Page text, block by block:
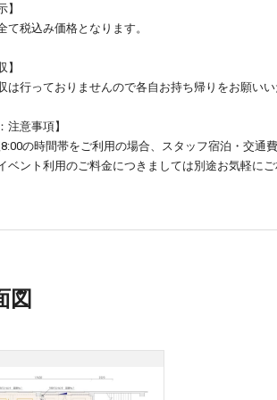
】
て税込み価格となります。
】
は行っておりませんので各自お持ち帰りをお願い
注意事項】
の時間帯をご利用の場合、スタッフ宿泊・交通
ベント利用のご料金につきましては別途お気軽に
図